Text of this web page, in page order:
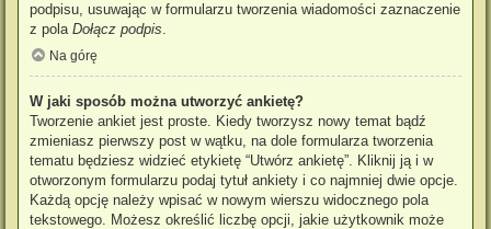
podpisu, usuwając w formularzu tworzenia wiadomości zaznaczenie
z pola Dołącz podpis.
Na górę
W jaki sposób można utworzyć ankietę?
Tworzenie ankiet jest proste. Kiedy tworzysz nowy temat bądź
zmieniasz pierwszy post w wątku, na dole formularza tworzenia
tematu będziesz widzieć etykietę “Utwórz ankietę”. Kliknij ją i w
otworzonym formularzu podaj tytuł ankiety i co najmniej dwie opcje.
Każdą opcję należy wpisać w nowym wierszu widocznego pola
tekstowego. Możesz określić liczbę opcji, jakie użytkownik może